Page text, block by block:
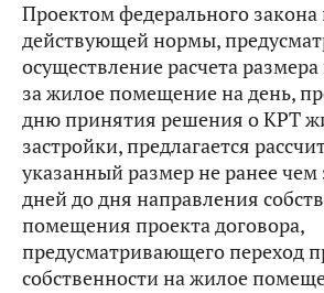
Проектом федерального закона
действующей нормы,
осуществление расчета
за жилое помещение на день,
дню принятия решения о КРТ
застройки, предлагается
указанный размер не ранее чем
дней до дня направления
помещения проекта договора,
предусматривающего переход
собственности на жилое